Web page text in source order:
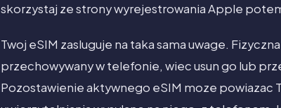
skorzystaj ze strony wyrejestrowania Apple
Twoj eSIM zasluguje na taka sama uwage.
przechowywany w telefonie, wiec usun go lub
Pozostawienie aktywnego eSIM moze powiazac